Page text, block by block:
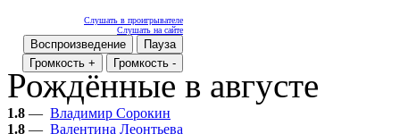
Слушать в проигрывателе
Слушать на сайте
Воспроизведение
Пауза
Громкость +
Громкость -
Рождённые в августе
1.8 — Владимир Сорокин
1.8 — Валентина Леонтьева